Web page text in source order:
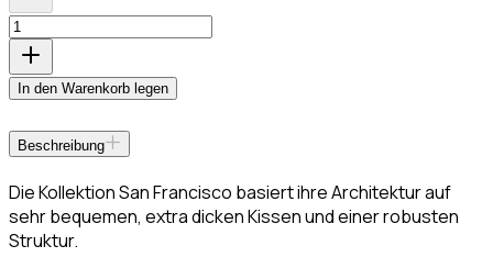
In den Warenkorb legen
Beschreibung
Die Kollektion San Francisco basiert ihre Architektur auf
sehr bequemen, extra dicken Kissen und einer robusten
Struktur.